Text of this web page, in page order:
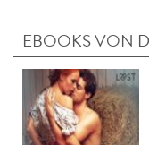
EBOOKS VON